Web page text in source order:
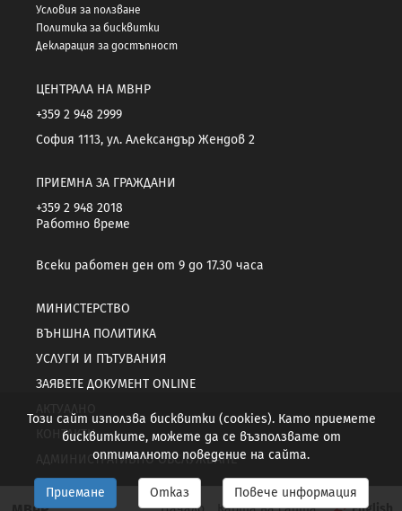
Условия за ползване
Политика за бисквитки
Декларация за достъпност
ЦЕНТРАЛА НА МВНР
+359 2 948 2999
София 1113, ул. Александър Жендов 2
ПРИЕМНА ЗА ГРАЖДАНИ
+359 2 948 2018
Работно време
Всеки работен ден от 9 до 17.30 часа
МИНИСТЕРСТВО
ВЪНШНА ПОЛИТИКА
УСЛУГИ И ПЪТУВАНИЯ
ЗАЯВЕТЕ ДОКУМЕНТ ONLINE
КОНТАКТИ
АДМИНИСТРАТИВНО ОБСЛУЖВАНЕ
Този сайт използва бисквитки (cookies). Като приемете
бисквитките, можете да се възползвате от
оптималното поведение на сайта.
Приемане Отказ Повече информация